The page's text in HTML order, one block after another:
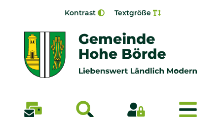
Kontrast Textgröße